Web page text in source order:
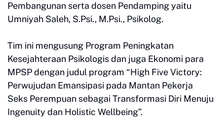
Pembangunan serta dosen Pendamping yaitu
Umniyah Saleh, S.Psi., M.Psi., Psikolog.
Tim ini mengusung Program Peningkatan
Kesejahteraan Psikologis dan juga Ekonomi para
MPSP dengan judul program “High Five Victory:
Perwujudan Emansipasi pada Mantan Pekerja
Seks Perempuan sebagai Transformasi Diri Menuju
Ingenuity dan Holistic Wellbeing”.